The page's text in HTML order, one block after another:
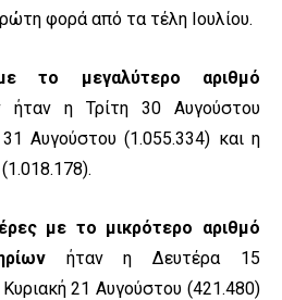
φορά από τα τέλη Ιουλίου.
το μεγαλύτερο αριθμό
ήταν η Τρίτη 30 Αυγούστου
Αυγούστου (1.055.334) και η
με το μικρότερο αριθμό
ήταν η Δευτέρα 15
21 Αυγούστου (421.480)